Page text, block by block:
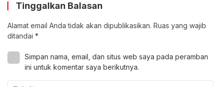
Tinggalkan Balasan
Alamat email Anda tidak akan dipublikasikan. Ruas yang wajib
ditandai *
Simpan nama, email, dan situs web saya pada peramban
ini untuk komentar saya berikutnya.